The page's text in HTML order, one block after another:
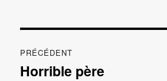
de
PRÉCÉDENT
Publication
Horrible père